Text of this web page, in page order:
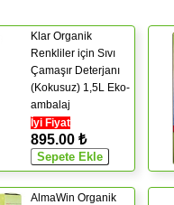
Klar Organik
Renkliler için Sıvı
Çamaşır Deterjanı
(Kokusuz) 1,5L Eko-
ambalaj
İyi Fiyat
895.00 ₺
AlmaWin Organik